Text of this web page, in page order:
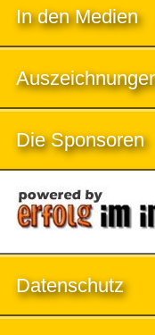
In den Medien
Die Sponsoren
Datenschutz